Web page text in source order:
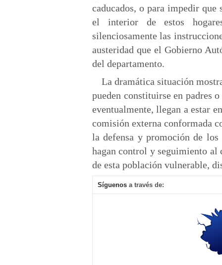
caducados, o para impedir que
el interior de estos
silenciosamente las
austeridad que el Gobierno
del departamento.
La dramática situación
pueden constituirse en padres
eventualmente, llegan a estar
comisión externa conformada
la defensa y promoción de los
hagan control y seguimiento al
de esta población vulnerable,
Síguenos a través de: